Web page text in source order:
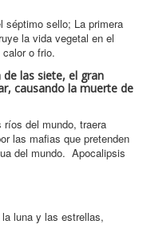
séptimo sello; La primera
la vida vegetal en el
o frio.
las siete, el gran
causando la muerte de
del mundo, traera
las mafias que pretenden
del mundo. Apocalipsis
luna y las estrellas,